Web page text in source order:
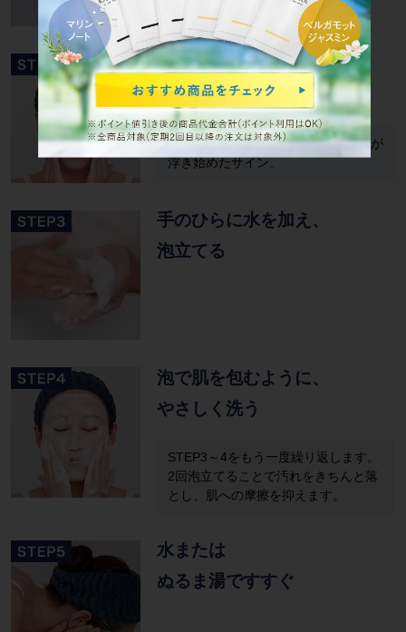
優しく円を描くように
メイクになじませる
ジェルが白く濁ってきたら、メイクが
浮き始めたサイン。
手のひらに水を加え、
泡立てる
泡で肌を包むように、
やさしく洗う
STEP3～4をもう一度繰り返します。
2回泡立てることで汚れをきちんと落
とし、肌への摩擦を抑えます。
水または
ぬるま湯ですすぐ